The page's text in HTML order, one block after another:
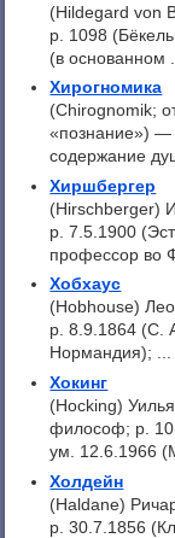
(Hildegard von
p. 1098
(в основанном ...
Хирогномика
(Chirognomik;
«познание») —
содержание
Хиршбергер
(Hirschberger)
р. 7.5.1900
профессор во
Хобхаус
(Hobhouse)
p. 8.9.1864 (С.
Нормандия); ...
Хокинг
(Hocking)
философ; p.
ум. 12.6.1966
Холдейн
(Haldane)
р. 30.7.1856